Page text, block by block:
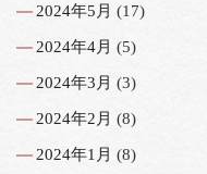
2024年5月 (17)
2024年4月 (5)
2024年3月 (3)
2024年2月 (8)
2024年1月 (8)